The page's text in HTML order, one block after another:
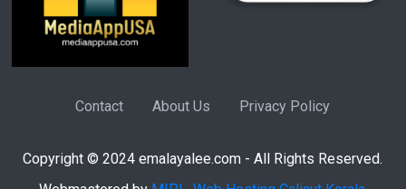
Contact About Us Privacy Policy
Copyright © 2024 emalayalee.com - All Rights Reserved.